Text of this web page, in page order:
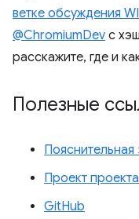
ветке обсуждения
@ChromiumDev с
расскажите, где и
Полезные
Пояснительная
Проект проекта
GitHub